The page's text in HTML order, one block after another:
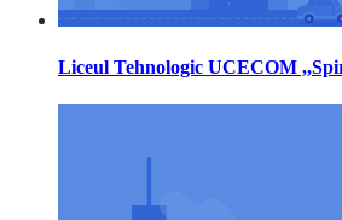
Liceul Tehnologic UCECOM